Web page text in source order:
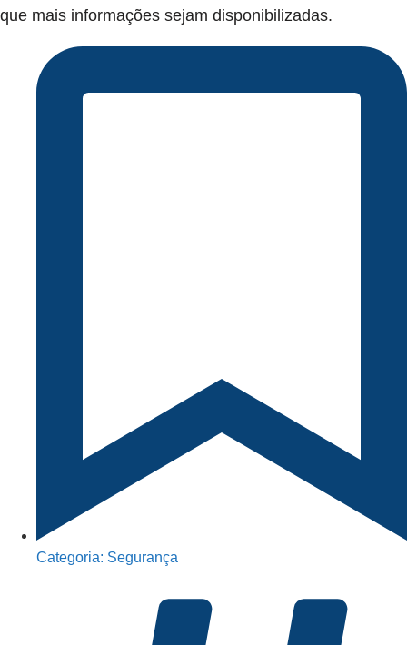
que mais informações sejam disponibilizadas.
Categoria: Segurança